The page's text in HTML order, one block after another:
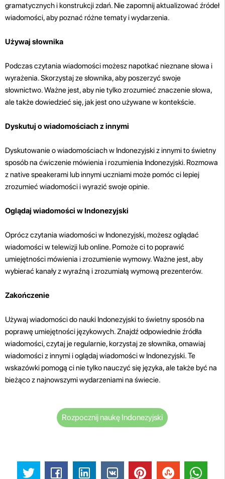
gramatycznych i konstrukcji zdań. Nie zapomnij aktualizować źródeł
wiadomości, aby poznać różne tematy i wydarzenia.
Używaj słownika
Podczas czytania wiadomości możesz napotkać nieznane słowa i
wyrażenia. Skorzystaj ze słownika, aby poszerzyć swoje
słownictwo. Ważne jest, aby nie tylko zrozumieć znaczenie słowa,
ale także dowiedzieć się, jak jest ono używane w kontekście.
Dyskutuj o wiadomościach z innymi
Dyskutowanie o wiadomościach w Indonezyjski z innymi to świetny
sposób na ćwiczenie mówienia i rozumienia Indonezyjski. Rozmowa
z native speakerami lub innymi uczniami może pomóc ci lepiej
zrozumieć wiadomości i wyrazić swoje opinie.
Oglądaj wiadomości w Indonezyjski
Oprócz czytania wiadomości w Indonezyjski, możesz oglądać
wiadomości w telewizji lub online. Pomoże ci to poprawić
umiejętności mówienia i zrozumienie wymowy. Ważne jest, aby
wybierać kanały z wyraźną i zrozumiałą wymową prezenterów.
Zakończenie
Używaj wiadomości do nauki Indonezyjski to świetny sposób na
poprawę umiejętności językowych. Znajdź odpowiednie źródła
wiadomości, czytaj je regularnie, korzystaj ze słownika, omawiaj
wiadomości z innymi i oglądaj wiadomości w Indonezyjski. Te
wskazówki pomogą ci nie tylko nauczyć się języka, ale także być na
bieżąco z najnowszymi wydarzeniami na świecie.
Rozpocznij naukę Indonezyjski